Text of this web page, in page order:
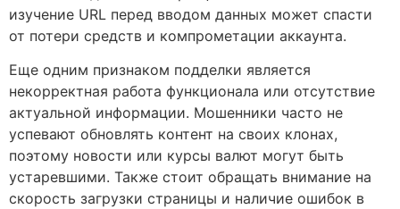
изучение URL перед вводом данных может спасти
от потери средств и компрометации аккаунта.
Еще одним признаком подделки является
некорректная работа функционала или отсутствие
актуальной информации. Мошенники часто не
успевают обновлять контент на своих клонах,
поэтому новости или курсы валют могут быть
устаревшими. Также стоит обращать внимание на
скорость загрузки страницы и наличие ошибок в